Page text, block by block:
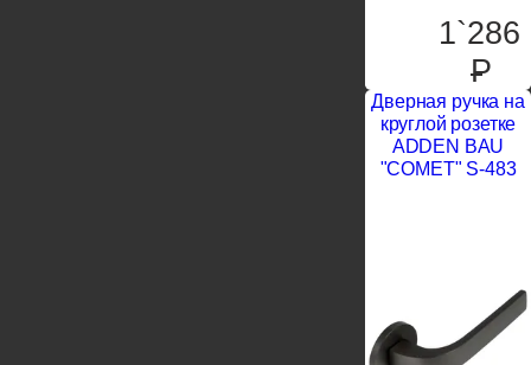
1`286
P
Дверная ручка на
круглой розетке
ADDEN BAU
"COMET" S-483